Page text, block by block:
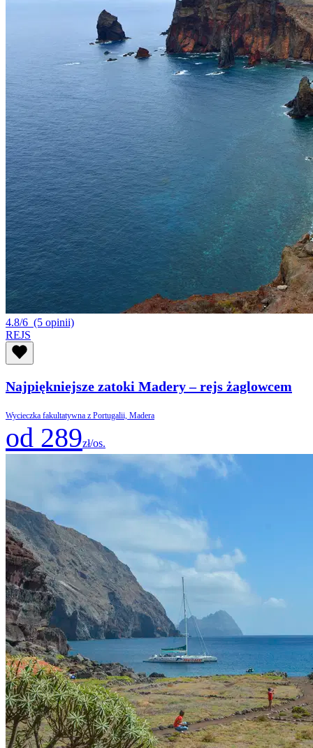
4.8/6 (5 opinii)
REJS
Najpiękniejsze zatoki Madery – rejs żaglowcem
Wycieczka fakultatywna z Portugalii, Madera
od 289zł/os.